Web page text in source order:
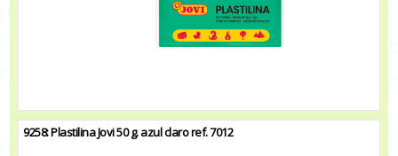
9258: Plastilina Jovi 50 g. azul claro ref. 7012